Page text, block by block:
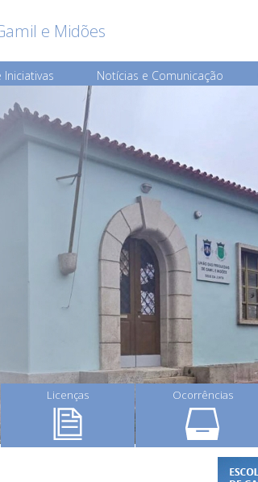
e Midões
Iniciativas Notícias e Comunicação
Licenças Ocorrências